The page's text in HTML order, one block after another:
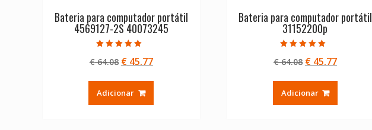
Bateria para computador portátil
4569127-2S 40073245
5.00
de 5
€64.08 O
original
era:
€45.77O
Adicionar
Bateria para computador portátil
31152200p
5.00
de 5
€64.08 O
original
era:
€45.77O
Adicionar